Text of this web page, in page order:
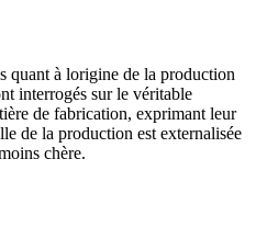
quant à lorigine de la production
interrogés sur le véritable
de fabrication, exprimant leur
de la production est externalisée
chère.